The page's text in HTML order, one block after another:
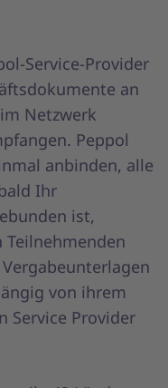
Service-Provider
an
Netzwerk
Peppol
anbinden, alle
Ihr
ist,
von ihrem
Service Provider